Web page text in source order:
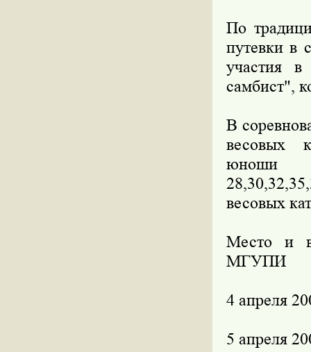
По
путевки в
участия
самбист",
В
весовых
юноши
весовых
Место и
МГУПИ
4 апреля
5 апреля